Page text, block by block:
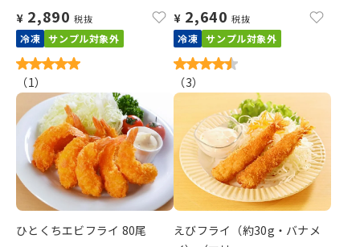
¥ 2,890 税抜
冷凍 サンプル対象外
（1）
¥ 2,640 税抜
冷凍 サンプル対象外
（3）
ひとくちエビフライ 80尾
えびフライ（約30g・バナメ